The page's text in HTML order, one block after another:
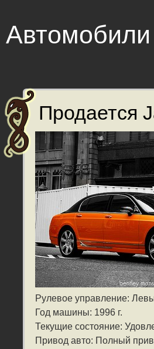
Автомобили
Продается
Рулевое управление:
Год машины: 1996 г.
Текущие состояние:
Привод авто: Полный